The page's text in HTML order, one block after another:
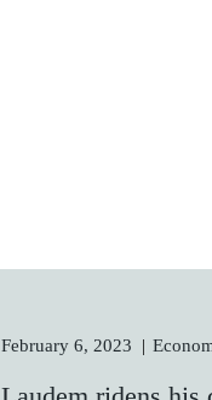
February 6, 2023